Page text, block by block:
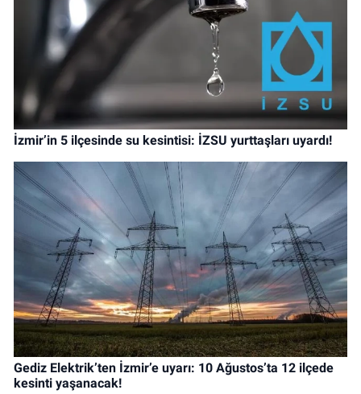
İzmir’in 5 ilçesinde su kesintisi: İZSU yurttaşları uyardı!
Gediz Elektrik’ten İzmir’e uyarı: 10 Ağustos’ta 12 ilçede
kesinti yaşanacak!